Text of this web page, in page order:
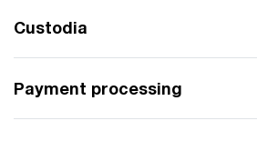
Custodia
Payment processing